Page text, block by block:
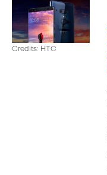
Credits: HTC